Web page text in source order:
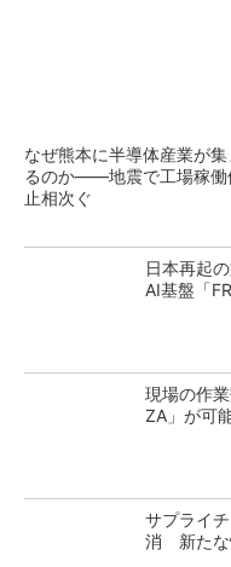
なぜ熊本に半導体産業が集
るのか――地震で工場稼働
止相次ぐ
日本再起
AI基盤「
現場の作
ZA」が可
サプライ
消 新たな